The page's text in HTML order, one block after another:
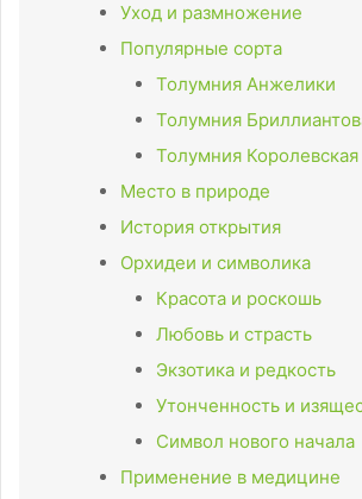
Уход и размножение
Популярные сорта
Толумния Анжелики
Толумния
Толумния Королевская
Место в природе
История открытия
Орхидеи и символика
Красота и роскошь
Любовь и страсть
Экзотика и редкость
Утонченность и
Символ нового начала
Применение в медицине